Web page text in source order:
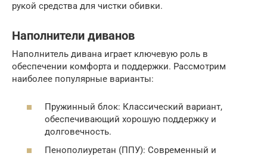
рукой средства для чистки обивки.
Наполнители диванов
Наполнитель дивана играет ключевую роль в
обеспечении комфорта и поддержки. Рассмотрим
наиболее популярные варианты:
Пружинный блок: Классический вариант,
обеспечивающий хорошую поддержку и
долговечность.
Пенополиуретан (ППУ): Современный и